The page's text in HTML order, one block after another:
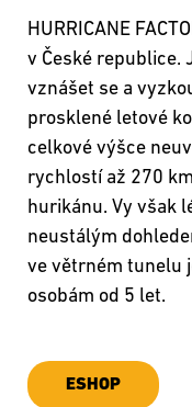
HURRICANE
v České republice.
vznášet se a
prosklené letové
celkové výšce
rychlostí až 270
hurikánu. Vy však
neustálým
ve větrném tunelu
osobám od 5 let.
ESHOP